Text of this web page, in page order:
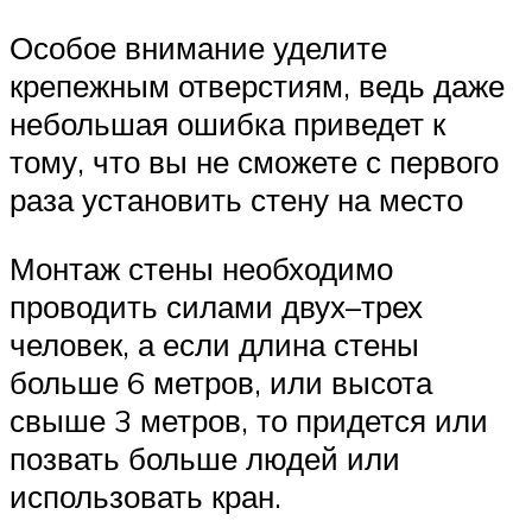
Особое внимание уделите
крепежным отверстиям, ведь даже
небольшая ошибка приведет к
тому, что вы не сможете с первого
раза установить стену на место
Монтаж стены необходимо
проводить силами двух­–трех
человек, а если длина стены
больше 6 метров, или высота
свыше 3 метров, то придется или
позвать больше людей или
использовать кран.